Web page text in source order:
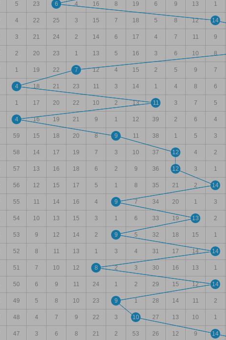
5 23 6 4 16 8 19 6 9 13 1
4 22 25 3 15 7 18 5 8 12 14
3 21 24 2 14 6 17 4 7 11 9
2 20 23 1 13 5 16 3 6 10 8
1 19 22 7 12 4 15 2 5 9 7
4 18 21 23 11 3 14 1 4 8 6
1 17 20 22 10 2 13 11 3 7 5
4 16 19 21 9 1 12 39 2 6 4
59 15 18 20 8 9 11 38 1 5 3
58 14 17 19 7 3 10 37 12 4 2
57 13 16 18 6 2 9 36 12 3 1
56 12 15 17 5 1 8 35 21 2 14
55 11 14 16 4 9 7 34 20 1 3
54 10 13 15 3 1 6 33 19 13 2
53 9 12 14 2 9 5 32 18 15 1
52 8 11 13 1 3 4 31 17 14 14
51 7 10 12 8 2 3 30 16 13 1
50 6 9 11 24 1 2 29 15 12 14
49 5 8 10 23 9 1 28 14 11 2
48 4 7 9 22 3 10 27 13 10 1
47 3 6 8 21 2 53 26 12 9 14